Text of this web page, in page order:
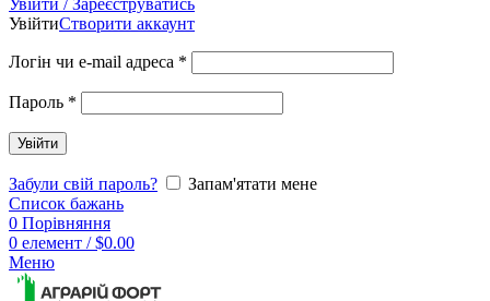
Увійти / Зареєструватись
УвійтиСтворити аккаунт
Логін чи e-mail адреса *
Пароль *
Увійти
Забули свій пароль?
Запам'ятати мене
Список бажань
0 Порівняння
0 елемент / $0.00
Меню